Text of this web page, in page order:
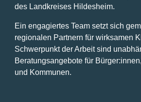
des Landkreises Hildesheim.
Ein engagiertes Team setzt sich
regionalen Partnern für wirksamen
Schwerpunkt der Arbeit sind
Beratungsangebote für
und Kommunen.